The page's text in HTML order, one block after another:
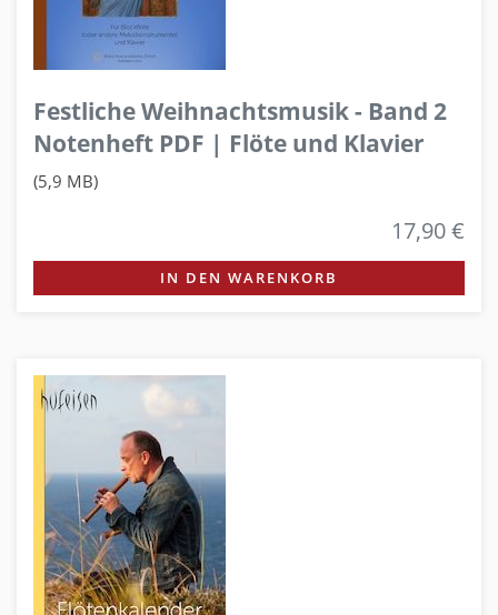
Festliche Weihnachtsmusik - Band 2
Notenheft PDF | Flöte und Klavier
(5,9 MB)
17,90 €
IN DEN WARENKORB